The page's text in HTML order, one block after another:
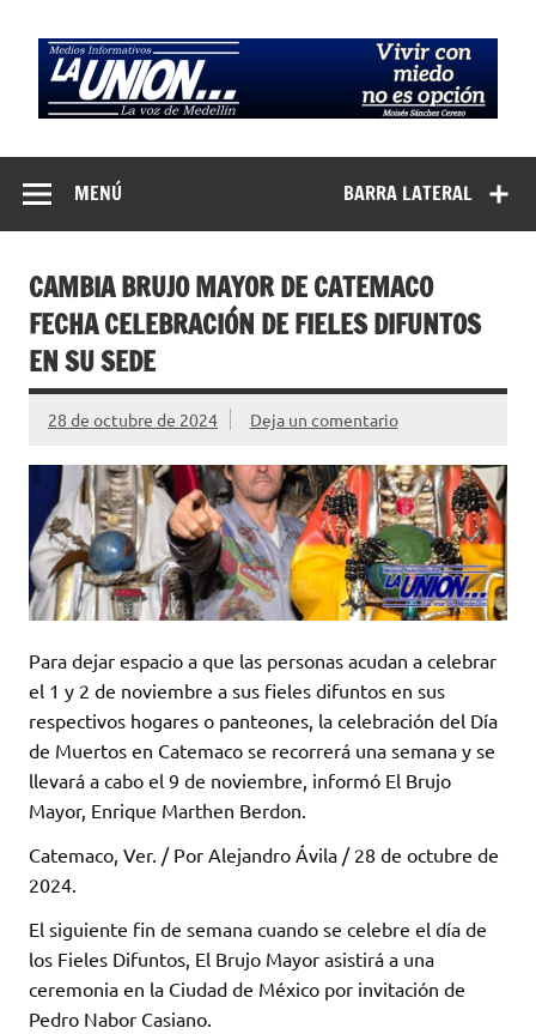
contenido
Medios
Informativos La
Unión…
BARRA LATERAL
MENÚ
CAMBIA BRUJO MAYOR DE CATEMACO
FECHA CELEBRACIÓN DE FIELES DIFUNTOS
EN SU SEDE
28 de octubre de 2024 Deja un comentario
Para dejar espacio a que las personas acudan a celebrar
el 1 y 2 de noviembre a sus fieles difuntos en sus
respectivos hogares o panteones, la celebración del Día
de Muertos en Catemaco se recorrerá una semana y se
llevará a cabo el 9 de noviembre, informó El Brujo
Mayor, Enrique Marthen Berdon.
Catemaco, Ver. / Por Alejandro Ávila / 28 de octubre de
2024.
El siguiente fin de semana cuando se celebre el día de
los Fieles Difuntos, El Brujo Mayor asistirá a una
ceremonia en la Ciudad de México por invitación de
Pedro Nabor Casiano.